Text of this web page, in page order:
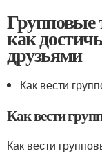
Групповые
как
друзьями
Как вести
Как вести
Как вести